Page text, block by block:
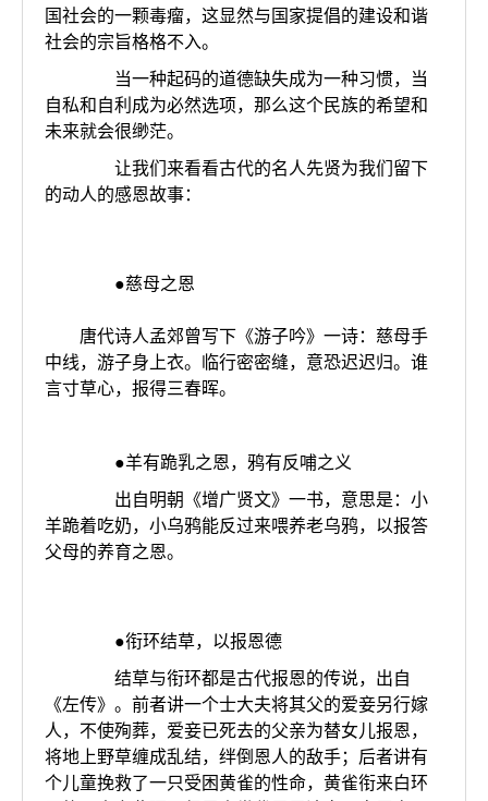
国社会的一颗毒瘤，这显然与国家提倡的建设和谐
社会的宗旨格格不入。
当一种起码的道德缺失成为一种习惯，当
自私和自利成为必然选项，那么这个民族的希望和
未来就会很缈茫。
让我们来看看古代的名人先贤为我们留下
的动人的感恩故事：
●慈母之恩
唐代诗人孟郊曾写下《游子吟》一诗：慈母手
中线，游子身上衣。临行密密缝，意恐迟迟归。谁
言寸草心，报得三春晖。
●羊有跪乳之恩，鸦有反哺之义
出自明朝《增广贤文》一书，意思是：小
羊跪着吃奶，小乌鸦能反过来喂养老乌鸦，以报答
父母的养育之恩。
●衔环结草，以报恩德
结草与衔环都是古代报恩的传说，出自
《左传》。前者讲一个士大夫将其父的爱妾另行嫁
人，不使殉葬，爱妾已死去的父亲为替女儿报恩，
将地上野草缠成乱结，绊倒恩人的敌手；后者讲有
个儿童挽救了一只受困黄雀的性命，黄雀衔来白环